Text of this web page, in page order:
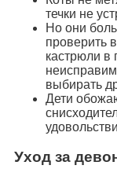
течки не
Но они
проверить
кастрюли в
выбирать
Дети
Уход за